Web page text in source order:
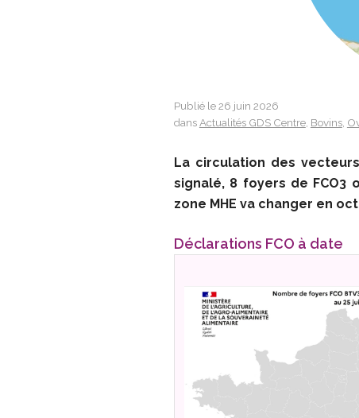
Publié le 26 juin 2026
dans Actualités GDS Centre, Bovins,
La circulation des
signalé, 8 foyers de FCO3
zone MHE va changer en
Déclarations FCO à date